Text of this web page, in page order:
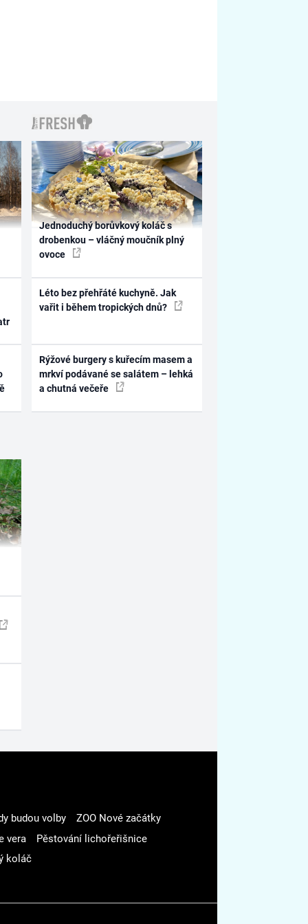
Jednoduchý borůvkový koláč s
drobenkou – vláčný moučník plný
ovoce
Léto bez přehřáté kuchyně. Jak
vařit i během tropických dnů?
Rýžové burgery s kuřecím masem a
mrkví podávané se salátem – lehká
a chutná večeře
budou volby
ZOO Nové začátky
vera
Pěstování lichořeřišnice
koláč